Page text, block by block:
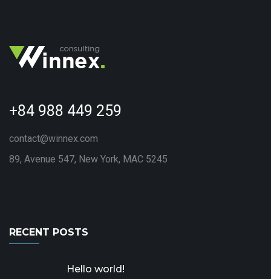
+84 988 449 259
contact@winnex.com
89, Avenue 547, New York, MAC 5245
RECENT POSTS
Hello world!